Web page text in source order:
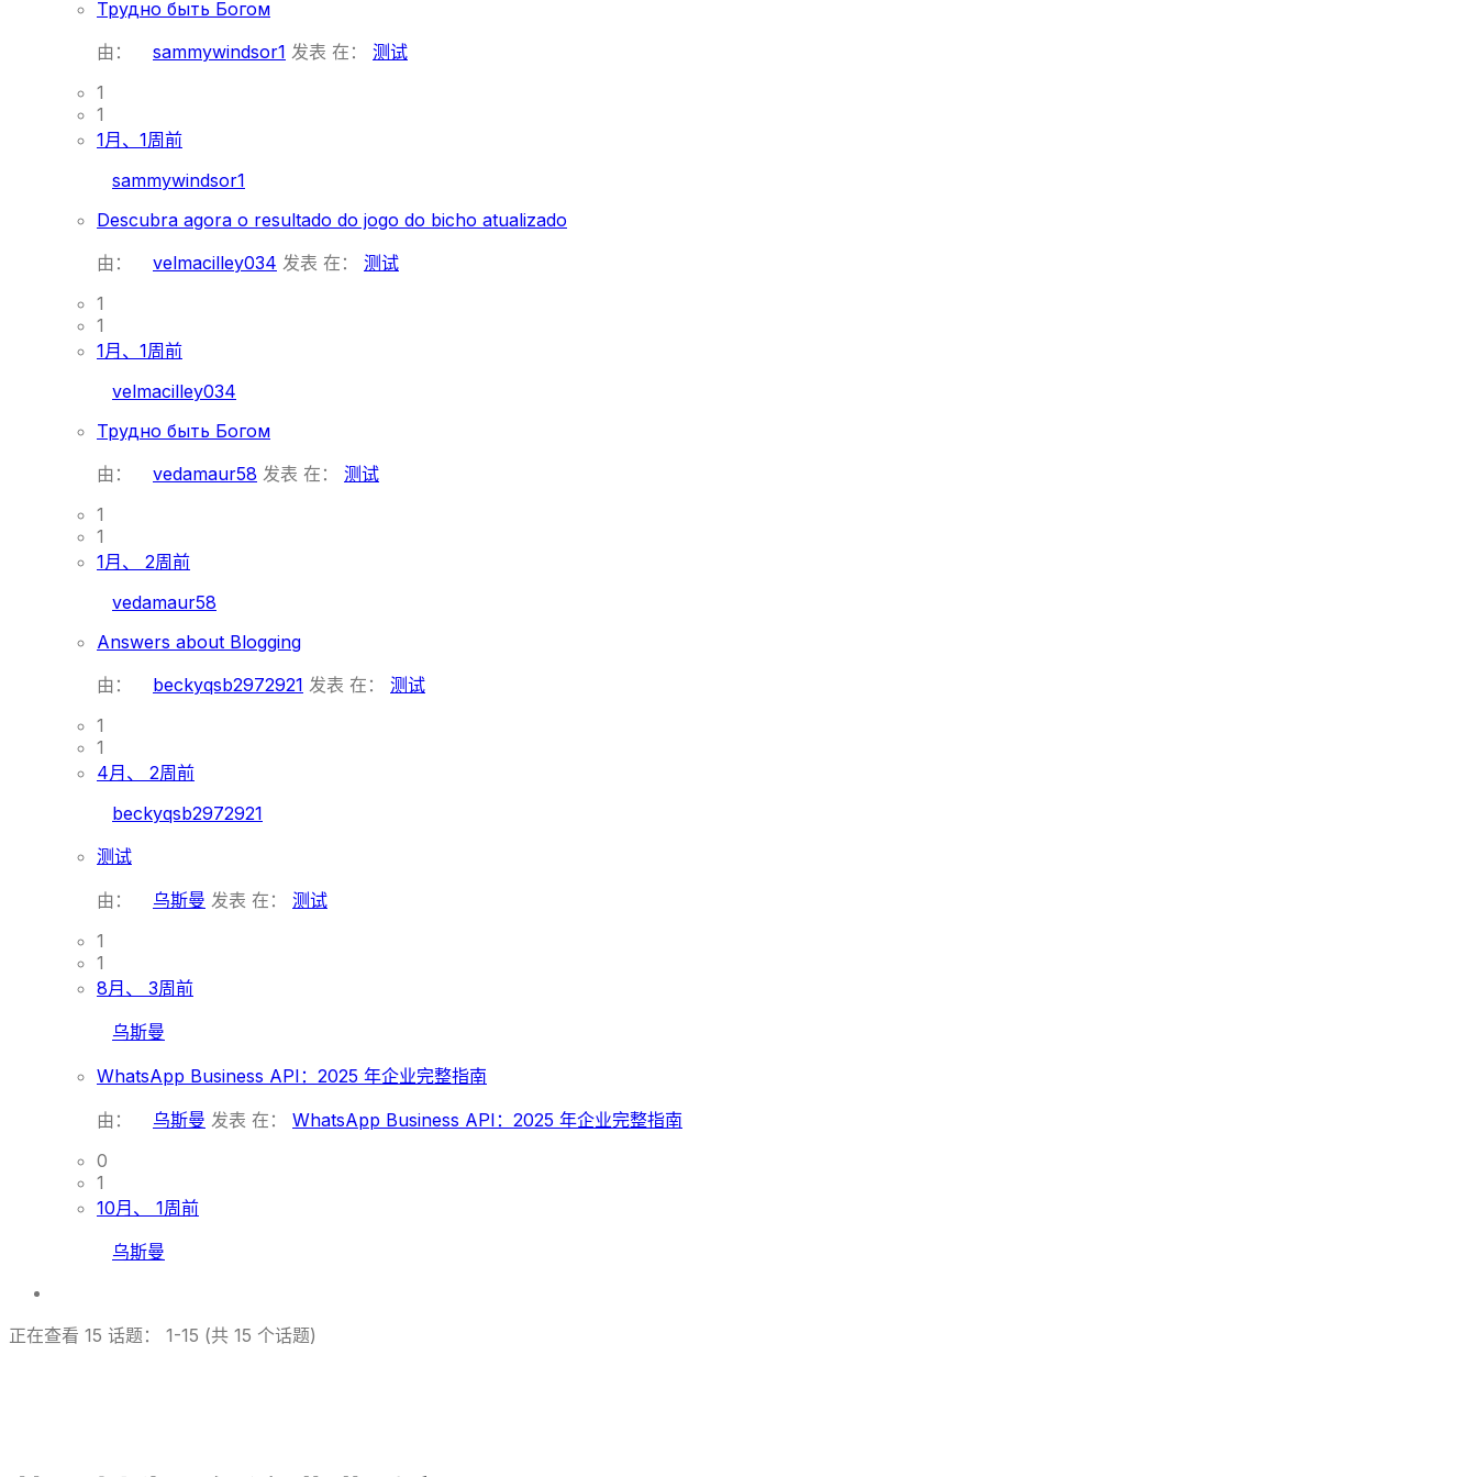
Трудно быть Богом
由：
sammywindsor1 发表 在： 测试
1
1
1月、1周前
sammywindsor1
Descubra agora o resultado do jogo do bicho atualizado
由：
velmacilley034 发表 在： 测试
1
1
1月、1周前
velmacilley034
Трудно быть Богом
由：
vedamaur58 发表 在： 测试
1
1
1月、 2周前
vedamaur58
Answers about Blogging
由：
beckyqsb2972921 发表 在： 测试
1
1
4月、 2周前
beckyqsb2972921
测试
由：
乌斯曼 发表 在： 测试
1
1
8月、 3周前
乌斯曼
WhatsApp Business API：2025 年企业完整指南
由：
乌斯曼 发表 在： WhatsApp Business API：2025 年企业完整指南
0
1
10月、 1周前
乌斯曼
正在查看 15 话题： 1-15 (共 15 个话题)